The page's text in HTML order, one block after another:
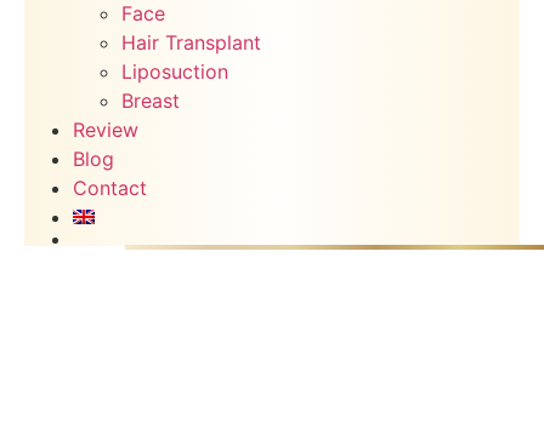
Face
Hair Transplant
Liposuction
Breast
Review
Blog
Contact